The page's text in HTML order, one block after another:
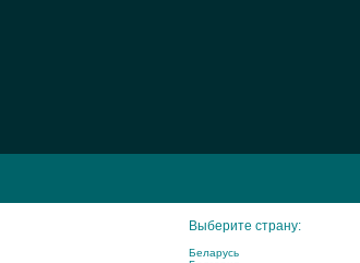
Выберите страну:
Беларусь